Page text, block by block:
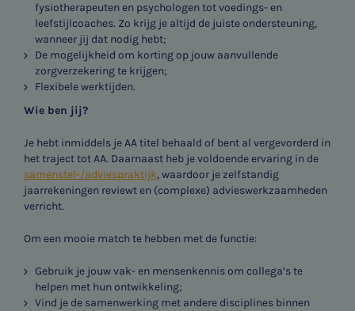
fysiotherapeuten en psychologen tot voedings- en
leefstijlcoaches. Zo krijg je altijd de juiste ondersteuning,
wanneer jij dat nodig hebt;
De mogelijkheid om korting op jouw aanvullende
zorgverzekering te krijgen;
Flexibele werktijden.
Wie ben jij?
Je hebt inmiddels je AA titel behaald of bent al vergevorderd in
het traject tot AA. Daarnaast heb je voldoende ervaring in de
samenstel-/adviespraktijk, waardoor je zelfstandig
jaarrekeningen reviewt en (complexe) advieswerkzaamheden
verricht.
Om een mooie match te hebben met de functie:
Gebruik je jouw vak- en mensenkennis om collega’s te
helpen met hun ontwikkeling;
Vind je de samenwerking met andere disciplines binnen